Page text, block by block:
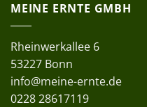
MEINE ERNTE GMBH
Rheinwerkallee 6
53227 Bonn
info@meine-ernte.de
0228 28617119